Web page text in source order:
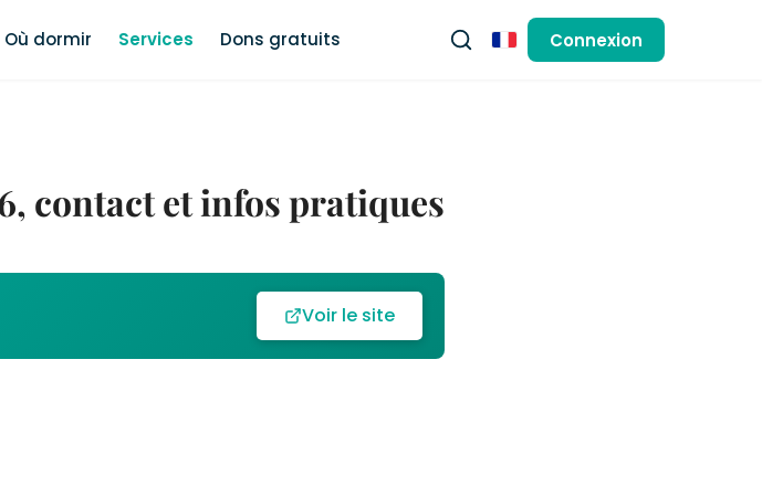
Où dormir Services Dons gratuits FrançaisConnexion
contact et infos pratiques
Voir le site